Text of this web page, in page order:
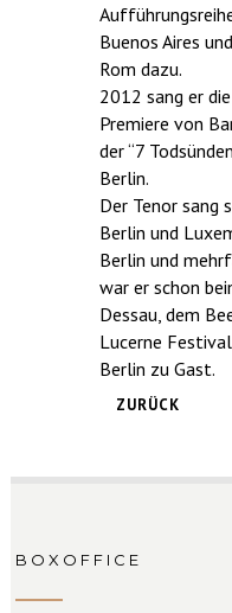
Buenos Aires
Rom dazu.
2012 sang er
Premiere von
der “7
Berlin.
Der Tenor sang
Berlin und
Berlin und
war er schon
Dessau, dem
Lucerne
Berlin zu Gast.
ZURÜCK
BOXOFFICE